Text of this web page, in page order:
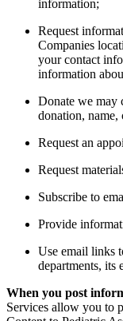
information;
Request
Companies
your contact
information
Donate we may
donation,
Request an
Request
Subscribe to
Provide
Use email links
departments, its
When you post
Services allow you to